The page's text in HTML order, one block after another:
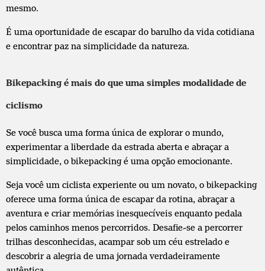
mesmo.
É uma oportunidade de escapar do barulho da vida cotidiana
e encontrar paz na simplicidade da natureza.
Bikepacking é mais do que uma simples modalidade de
ciclismo
Se você busca uma forma única de explorar o mundo,
experimentar a liberdade da estrada aberta e abraçar a
simplicidade, o bikepacking é uma opção emocionante.
Seja você um ciclista experiente ou um novato, o bikepacking
oferece uma forma única de escapar da rotina, abraçar a
aventura e criar memórias inesquecíveis enquanto pedala
pelos caminhos menos percorridos. Desafie-se a percorrer
trilhas desconhecidas, acampar sob um céu estrelado e
descobrir a alegria de uma jornada verdadeiramente